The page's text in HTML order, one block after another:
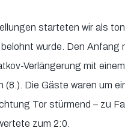
starteten wir als
wurde. Den Anfang
Verlängerung mit
(8.). Die Gäste waren um
Tor stürmend – zu
zum 2:0.